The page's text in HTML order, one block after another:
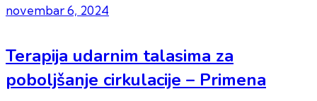
novembar 6, 2024
Terapija udarnim talasima za
poboljšanje cirkulacije – Primena